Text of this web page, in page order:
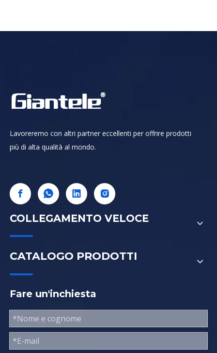
Lavoreremo con altri partner eccellenti per offrire prodotti
più di alta qualità al mondo.
COLLEGAMENTO VELOCE
CATALOGO PRODOTTI
Fare un'inchiesta